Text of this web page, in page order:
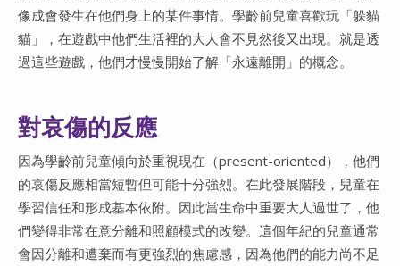
像成會發生在他們身上的某件事情。學齡前兒童喜歡玩「躲貓
貓」，在遊戲中他們生活裡的大人會不見然後又出現。就是透
過這些遊戲，他們才慢慢開始了解「永遠離開」的概念。
對哀傷的反應
因為學齡前兒童傾向於重視現在（present-oriented），他們
的哀傷反應相當短暫但可能十分強烈。在此發展階段，兒童在
學習信任和形成基本依附。因此當生命中重要大人過世了，他
們變得非常在意分離和照顧模式的改變。這個年紀的兒童通常
會因分離和遭棄而有更強烈的焦慮感，因為他們的能力尚不足